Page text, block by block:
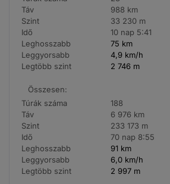
Táv
988 km
Szint
33 230 m
Idő
10 nap 5:41
Leghosszabb
75 km
Leggyorsabb
4,9 km/h
Legtöbb szint
2 746 m
Összesen:
Túrák száma
188
Táv
6 976 km
Szint
233 173 m
Idő
70 nap 8:55
Leghosszabb
91 km
Leggyorsabb
6,0 km/h
Legtöbb szint
2 997 m